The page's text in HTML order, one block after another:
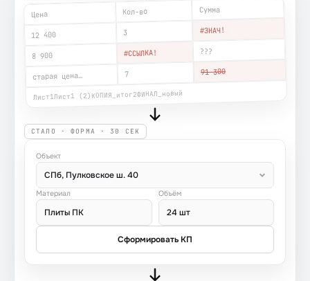
Цена Кол-во Сумма
12 400 3 #ЗНАЧ!
8 900 #ССЫЛКА! ???
старая цена… 7 91 300
Лист1Лист1 (2)КОПИЯ_итог2ФИНАЛ_новый
СТАЛО · ФОРМА · 30 СЕК
Объект
СПб, Пулковское ш. 40
Материал
Плиты ПК
Объём
24 шт
Сформировать КП